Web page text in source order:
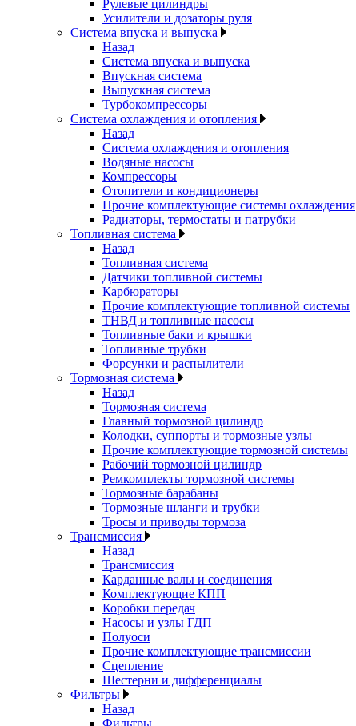
Рулевые цилиндры
Усилители и дозаторы руля
Система впуска и выпуска
Назад
Система впуска и выпуска
Впускная система
Выпускная система
Турбокомпрессоры
Система охлаждения и отопления
Назад
Система охлаждения и отопления
Водяные насосы
Компрессоры
Отопители и кондиционеры
Прочие комплектующие системы охлаждения
Радиаторы, термостаты и патрубки
Топливная система
Назад
Топливная система
Датчики топливной системы
Карбюраторы
Прочие комплектующие топливной системы
ТНВД и топливные насосы
Топливные баки и крышки
Топливные трубки
Форсунки и распылители
Тормозная система
Назад
Тормозная система
Главный тормозной цилиндр
Колодки, суппорты и тормозные узлы
Прочие комплектующие тормозной системы
Рабочий тормозной цилиндр
Ремкомплекты тормозной системы
Тормозные барабаны
Тормозные шланги и трубки
Тросы и приводы тормоза
Трансмиссия
Назад
Трансмиссия
Карданные валы и соединения
Комплектующие КПП
Коробки передач
Насосы и узлы ГДП
Полуоси
Прочие комплектующие трансмиссии
Сцепление
Шестерни и дифференциалы
Фильтры
Назад
Фильтры